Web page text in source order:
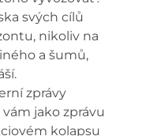
svých cílů
nikoliv na
a šumů,
zprávy
jako zprávu
kolapsu